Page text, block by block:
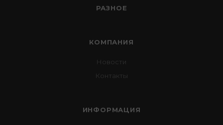
РАЗНОЕ
КОМПАНИЯ
Новости
Контакты
ИНФОРМАЦИЯ